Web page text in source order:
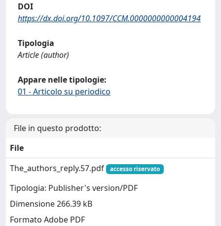
DOI
https://dx.doi.org/10.1097/CCM.0000000000004194
Tipologia
Article (author)
Appare nelle tipologie:
01 - Articolo su periodico
File in questo prodotto:
File
The_authors_reply.57.pdf
accesso riservato
Tipologia: Publisher's version/PDF
Dimensione 266.39 kB
Formato Adobe PDF